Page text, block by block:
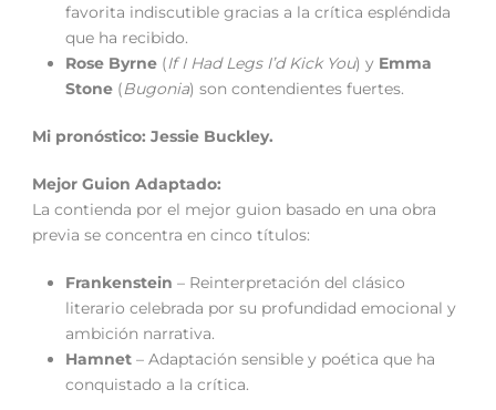
favorita indiscutible gracias a la crítica espléndida
que ha recibido.
Rose Byrne (If I Had Legs I’d Kick You) y Emma
Stone (Bugonia) son contendientes fuertes.
Mi pronóstico: Jessie Buckley.
Mejor Guion Adaptado:
La contienda por el mejor guion basado en una obra
previa se concentra en cinco títulos:
Frankenstein – Reinterpretación del clásico
literario celebrada por su profundidad emocional y
ambición narrativa.
Hamnet – Adaptación sensible y poética que ha
conquistado a la crítica.